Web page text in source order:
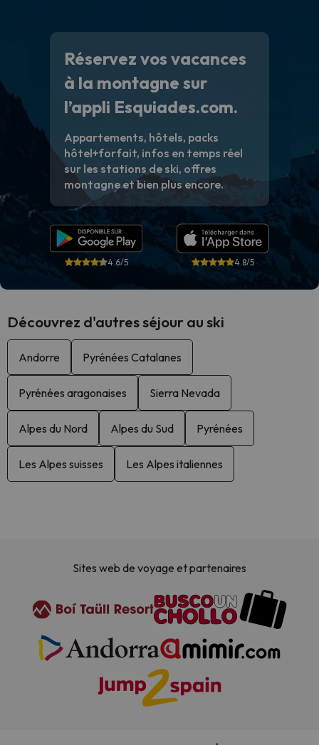
Réservez vos vacances
à la montagne sur
l’appli Esquiades.com.
Appartements, hôtels, packs
hôtel+forfait, infos en temps réel
sur les stations de ski, offres
montagne et bien plus encore.
4.6/5 4.8/5
Découvrez d'autres séjour au ski
Andorre Pyrénées Catalanes
Pyrénées aragonaises Sierra Nevada
Alpes du Nord Alpes du Sud Pyrénées
Les Alpes suisses Les Alpes italiennes
Sites web de voyage et partenaires